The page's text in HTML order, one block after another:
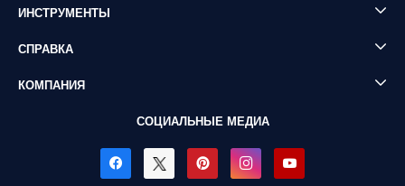
ИНСТРУМЕНТЫ
СПРАВКА
КОМПАНИЯ
СОЦИАЛЬНЫЕ МЕДИА